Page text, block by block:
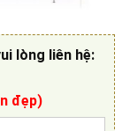
lòng liên hệ:
đẹp)